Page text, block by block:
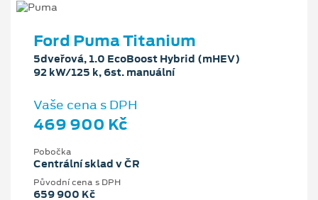
Ford Puma Titanium
5dveřová, 1.0 EcoBoost Hybrid (mHEV)
92 kW/125 k, 6st. manuální
Vaše cena s DPH
469 900 Kč
Pobočka
Centrální sklad v ČR
Původní cena s DPH
659 900 Kč